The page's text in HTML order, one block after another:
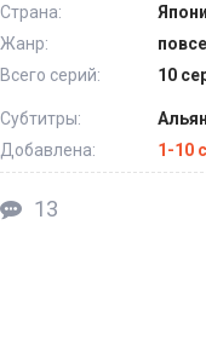
Страна:
Жанр:
Всего серий:
10
Субтитры:
Добавлена:
1-10
13